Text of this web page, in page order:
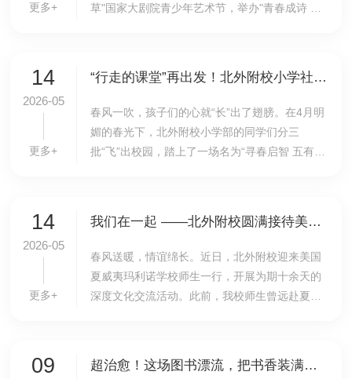
更多+
草"国家大剧院青少年艺术节，举办"青春成诗 时
14
2026-05
更多+
“行走的课堂”再出发！北外附校小学社会实践之旅，把成长写进春天里
春风一吹，孩子们的心就“长”出了翅膀。在4月明
媚的春光下，北外附校小学部的同学们分三
批“飞”出校园，踏上了一场名为“寻春启智 五有成
14
2026-05
更多+
我们在一起 ——北外附校圆满接待美国玛利诺学校师生共绘跨洋文化交流画卷
春风送暖，情谊绵长。近日，北外附校迎来美国
夏威夷玛利诺学校师生一行，开展为期十余天的
深度文化交流活动。此前，我校师生曾远赴夏威
09 超治愈！这场图书漂流，把书香装满校园